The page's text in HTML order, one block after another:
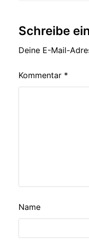
Schreibe
Deine E-Mail-
Kommentar *
Name